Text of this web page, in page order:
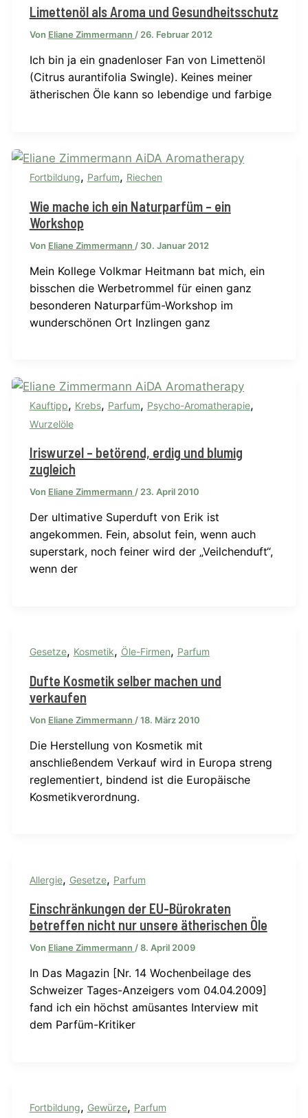
Limettenöl als Aroma und Gesundheitsschutz
Von Eliane Zimmermann / 26. Februar 2012
Ich bin ja ein gnadenloser Fan von Limettenöl
(Citrus aurantifolia Swingle). Keines meiner
ätherischen Öle kann so lebendige und farbige
Fortbildung, Parfum, Riechen
Wie mache ich ein Naturparfüm – ein
Workshop
Von Eliane Zimmermann / 30. Januar 2012
Mein Kollege Volkmar Heitmann bat mich, ein
bisschen die Werbetrommel für einen ganz
besonderen Naturparfüm-Workshop im
wunderschönen Ort Inzlingen ganz
Kauftipp, Krebs, Parfum, Psycho-Aromatherapie,
Wurzelöle
Iriswurzel – betörend, erdig und blumig
zugleich
Von Eliane Zimmermann /23. April 2010
Der ultimative Superduft von Erik ist
angekommen. Fein, absolut fein, wenn auch
superstark, noch feiner wird der „Veilchenduft“,
wenn der
Gesetze, Kosmetik, Öle-Firmen, Parfum
Dufte Kosmetik selber machen und
verkaufen
Von Eliane Zimmermann /18. März 2010
Die Herstellung von Kosmetik mit
anschließendem Verkauf wird in Europa streng
reglementiert, bindend ist die Europäische
Kosmetikverordnung.
Allergie, Gesetze, Parfum
Einschränkungen der EU-Bürokraten
betreffen nicht nur unsere ätherischen Öle
Von Eliane Zimmermann /8. April 2009
In Das Magazin [Nr. 14 Wochenbeilage des
Schweizer Tages-Anzeigers vom 04.04.2009]
fand ich ein höchst amüsantes Interview mit
dem Parfüm-Kritiker
Fortbildung, Gewürze, Parfum